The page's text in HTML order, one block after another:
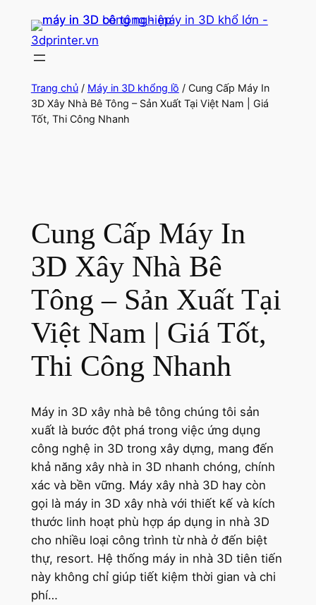
Chuyển
dung
3dprinter.vn
Trang chủ/ Máy in 3D khổng lồ / Cung Cấp Máy In
3D Xây Nhà Bê Tông – Sản Xuất Tại Việt Nam | Giá
Tốt, Thi Công Nhanh
Cung Cấp Máy In
3D Xây Nhà Bê
Tông – Sản Xuất Tại
Việt Nam | Giá Tốt,
Thi Công Nhanh
Máy in 3D xây nhà bê tông chúng tôi sản
xuất là bước đột phá trong việc ứng dụng
công nghệ in 3D trong xây dựng, mang đến
khả năng xây nhà in 3D nhanh chóng, chính
xác và bền vững. Máy xây nhà 3D hay còn
gọi là máy in 3D xây nhà với thiết kế và kích
thước linh hoạt phù hợp áp dụng in nhà 3D
cho nhiều loại công trình từ nhà ở đến biệt
thự, resort. Hệ thống máy in nhà 3D tiên tiến
này không chỉ giúp tiết kiệm thời gian và chi
phí…